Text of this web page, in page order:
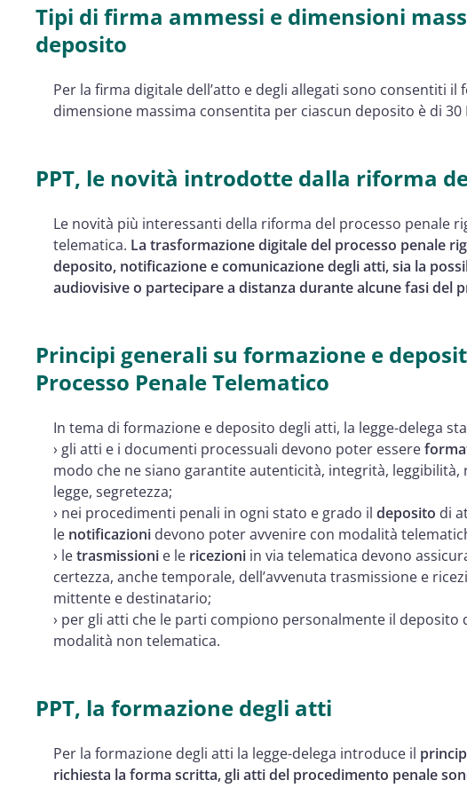
Tipi di firma ammessi e dimensioni
deposito
Per la firma digitale dell’atto e degli allegati sono consentiti il
dimensione massima consentita per ciascun deposito è di 30
PPT, le novità introdotte dalla riforma
Le novità più interessanti della riforma del processo penale
telematica. La trasformazione digitale del processo penale
deposito, notificazione e comunicazione degli atti, sia la
audiovisive o partecipare a distanza durante alcune fasi del
Principi generali su formazione e
Processo Penale Telematico
In tema di formazione e deposito degli atti, la legge-delega
› gli atti e i documenti processuali devono poter essere
modo che ne siano garantite autenticità, integrità,
legge, segretezza;
› nei procedimenti penali in ogni stato e grado il deposito di
le notificazioni devono poter avvenire con modalità
› letrasmissioni e le ricezioni in via telematica devono
certezza, anche temporale, dell’avvenuta trasmissione e
mittente e destinatario;
› per gli atti che le parti compiono personalmente il deposito
modalità non telematica.
PPT, la formazione degli atti
Per la formazione degli atti la legge-delega introduce il
richiesta la forma scritta, gli atti del procedimento penale